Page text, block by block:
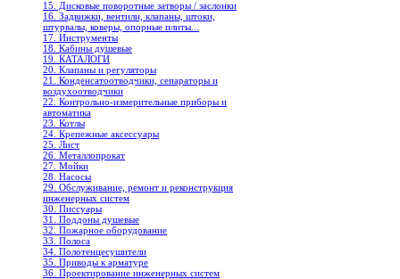
15. Дисковые поворотные затворы / заслонки
16. Задвижки, вентили, клапаны, штоки,
штурвалы, коверы, опорные плиты...
17. Инструменты
18. Кабины душевые
19. КАТАЛОГИ
20. Клапаны и регуляторы
21. Конденсатоотводчики, сепараторы и
воздухоотводчики
22. Контрольно-измерительные приборы и
автоматика
23. Котлы
24. Крепежные аксессуары
25. Лист
26. Металлопрокат
27. Мойки
28. Насосы
29. Обслуживание, ремонт и реконструкция
инженерных систем
30. Писсуары
31. Поддоны душевые
32. Пожарное оборудование
33. Полоса
34. Полотенцесушители
35. Приводы к арматуре
36. Проектирование инженерных систем